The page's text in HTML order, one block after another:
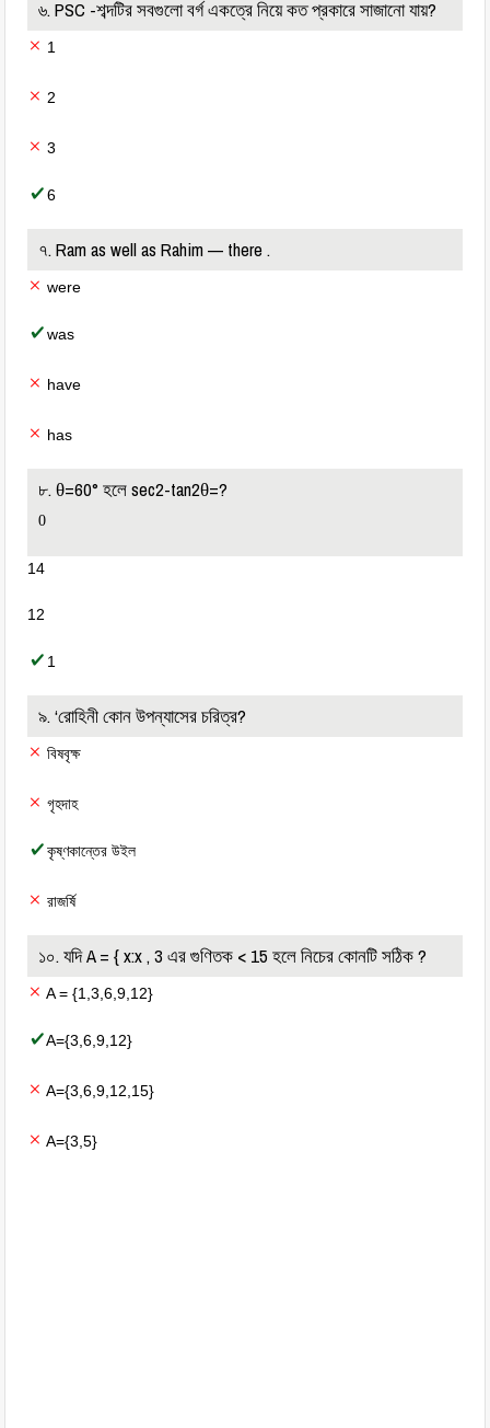
৬. PSC -শব্দটির সবগুলো বর্গ একত্রে নিয়ে কত প্রকারে সাজানো যায়?
1
2
3
6
৭. Ram as well as Rahim — there .
were
was
have
has
৮. θ=60° হলে sec2-tan2θ=?
0
14
12
1
৯. ‘রোহিনী কোন উপন্যাসের চরিত্র?
বিষবৃক্ষ
গৃহদাহ
কৃষ্ণকান্তের উইল
রাজর্ষি
১০. যদি A = { x:x , 3 এর গুণিতক < 15 হলে নিচের কোনটি সঠিক ?
A = {1,3,6,9,12}
A={3,6,9,12}
A={3,6,9,12,15}
A={3,5}